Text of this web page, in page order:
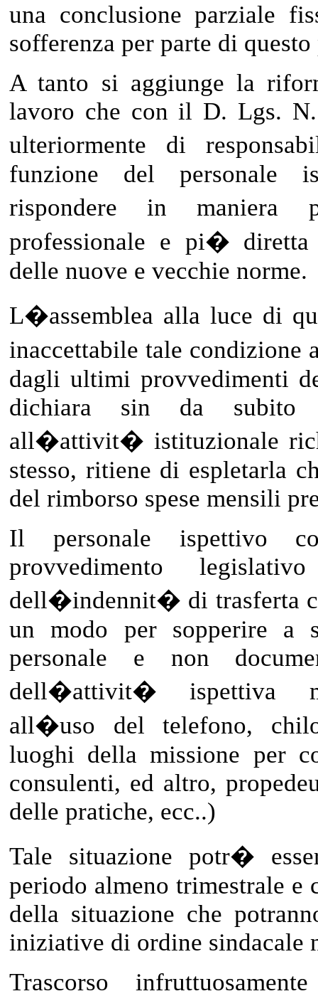
una conclusione parziale
sofferenza per parte di questo
A tanto si aggiunge la
lavoro che con il D. Lgs.
ulteriormente di
funzione del personale
rispondere in
professionale e pi�
delle nuove e vecchie norme.
L�assemblea alla luce di
inaccettabile tale condizione
dagli ultimi provvedimenti
dichiara sin da subito
all�attivit� istituzionale
stesso, ritiene di espletarla
del rimborso spese mensili
Il personale ispettivo
provvedimento
dell�indennit� di trasferta
un modo per sopperire a
personale e non
dell�attivit� ispettiva
all�uso del telefono,
luoghi della missione per
consulenti, ed altro,
delle pratiche, ecc..)
Tale situazione potr�
periodo almeno trimestrale e
della situazione che
iniziative di ordine sindacale
Trascorso